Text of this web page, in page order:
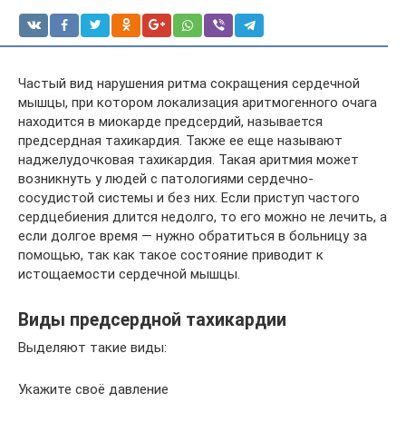
Частый вид нарушения ритма сокращения сердечной
мышцы, при котором локализация аритмогенного очага
находится в миокарде предсердий, называется
предсердная тахикардия. Также ее еще называют
наджелудочковая тахикардия. Такая аритмия может
возникнуть у людей с патологиями сердечно-
сосудистой системы и без них. Если приступ частого
сердцебиения длится недолго, то его можно не лечить, а
если долгое время — нужно обратиться в больницу за
помощью, так как такое состояние приводит к
истощаемости сердечной мышцы.
Виды предсердной тахикардии
Выделяют такие виды:
Укажите своё давление